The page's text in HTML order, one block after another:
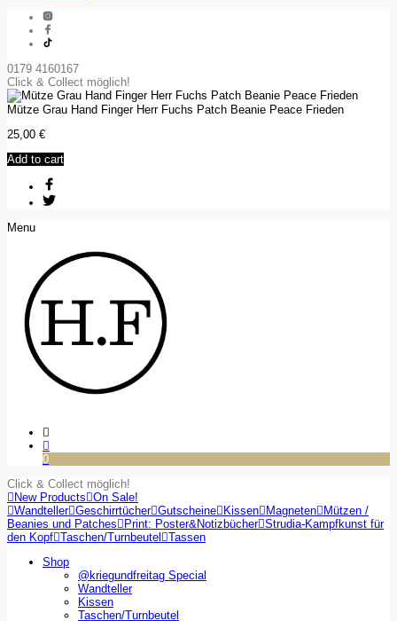
0179 4160167
Click & Collect möglich!
Mütze Grau Hand Finger Herr Fuchs Patch Beanie Peace Frieden
25,00 €
Add to cart
Menu
0
Click & Collect möglich!
New Products On Sale!
Wandteller Geschirrtücher Gutscheine Kissen Magneten
Mützen /
Beanies und Patches
Print: Poster&Notizbücher Strudia-Kampfkunst für
den Kopf Taschen/Turnbeutel
Tassen
Shop
@kriegundfreitag Special
Wandteller
Kissen
Taschen/Turnbeutel